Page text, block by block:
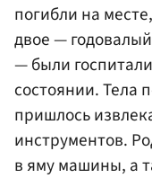
погибли на
двое —
— были
состоянии. Тела
пришлось
инструментов.
в яму машины, а